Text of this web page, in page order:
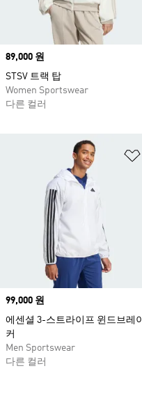
Price
89,000 원
STSV 트랙 탑
Women Sportswear
다른 컬러
Price
99,000 원
에센셜 3-스트라이프 윈드브레이
커
Men Sportswear
다른 컬러